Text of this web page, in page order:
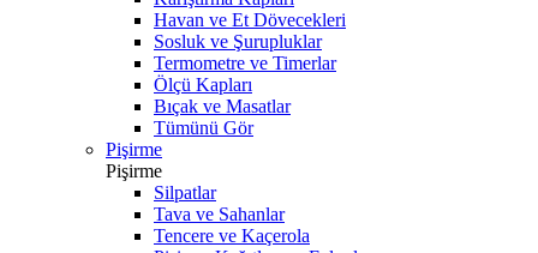
Havan ve Et Dövecekleri
Sosluk ve Şurupluklar
Termometre ve Timerlar
Ölçü Kapları
Bıçak ve Masatlar
Tümünü Gör
Pişirme
Pişirme
Silpatlar
Tava ve Sahanlar
Tencere ve Kaçerola